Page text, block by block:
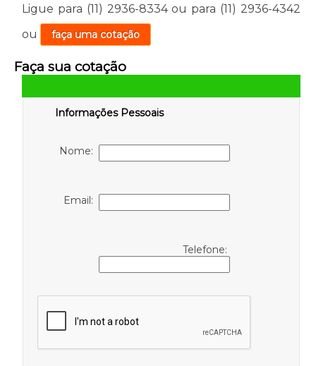
Ligue para (11) 2936-8334ou para (11) 2936-4342
ou
faça uma cotação
Faça sua cotação
Informações Pessoais
Nome:
Email:
Telefone: